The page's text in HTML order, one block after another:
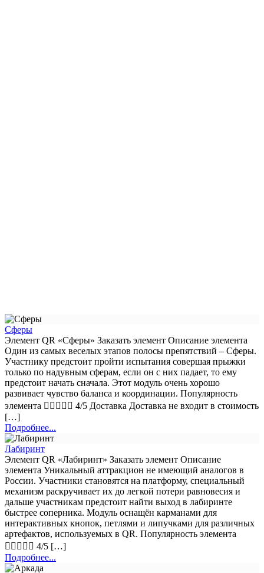
Сферы
Элемент QR «Сферы» Заказать элемент Описание элемента
Один из самых веселых этапов полосы препятствий – Сферы.
Участнику предстоит пройти испытания совершая прыжки
только по надувным сферам, если он с них падает, то ему
предстоит начать сначала. Этот модуль очень хорошо
развивает чувство баланса и координации. Популярность
элемента  4/5 Доставка Доставка не входит в стоимость
[…]
Подробнее...
Лабиринт
Элемент QR «Лабиринт» Заказать элемент Описание
элемента Уникальный аттракцион не имеющий аналогов в
России. Участники становятся на платформу, специальный
механизм раскручивает их до легкой потери равновесия и
дальше участникам предстоит найти выход в лабиринте
быстрее соперника. Модуль оснащён карманами для
интерактивных кнопок, петлями и липучками для различных
артефактов, используемых в QR. Популярность элемента
 4/5 […]
Подробнее...